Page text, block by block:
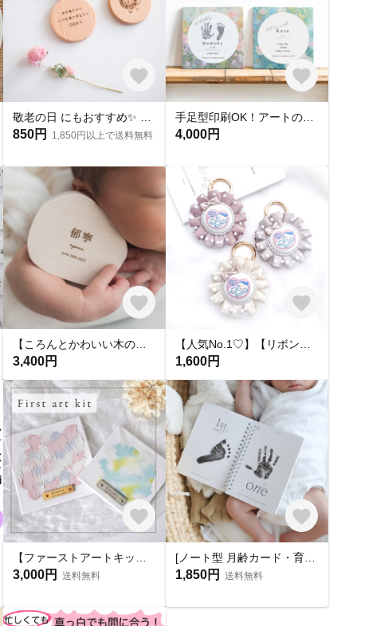
850円 1,850円以上で送料無料 4,000円
3,400円 1,600円
3,000円 送料無料 1,850円 送料無料